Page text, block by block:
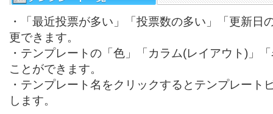
・「最近投票が多い」「投票数の多い」「更新日
更できます。
・テンプレートの「色」「カラム(レイアウト)」
ことができます。